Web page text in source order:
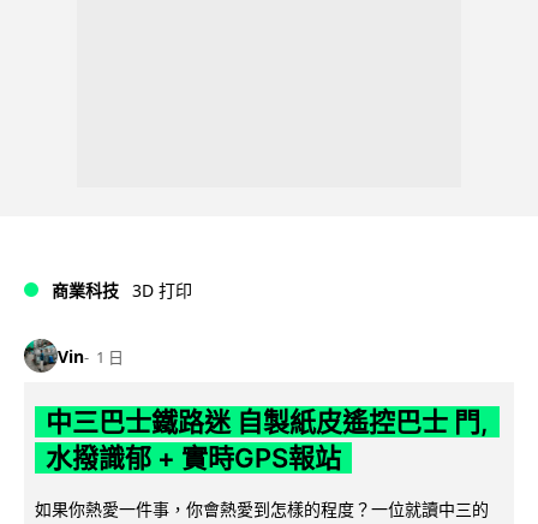
商業科技 3D 打印
Vin 1 日
中三巴士鐵路迷 自製紙皮遙控巴士 門,
水撥識郁 + 實時GPS報站
如果你熱愛一件事，你會熱愛到怎樣的程度？一位就讀中三的